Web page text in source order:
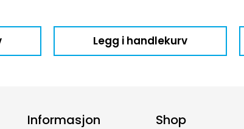
Legg i handlekurv
Informasjon Shop